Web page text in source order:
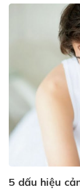
5 dấu hiệu